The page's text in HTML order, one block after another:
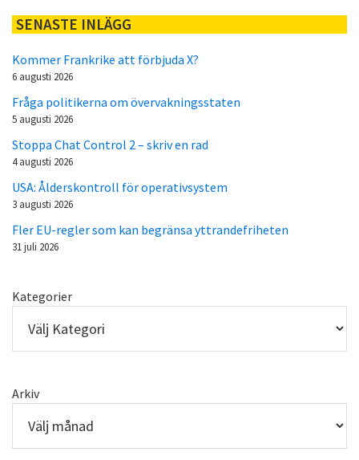
SENASTE INLÄGG
Kommer Frankrike att förbjuda X?
6 augusti 2026
Fråga politikerna om övervakningsstaten
5 augusti 2026
Stoppa Chat Control 2 – skriv en rad
4 augusti 2026
USA: Ålderskontroll för operativsystem
3 augusti 2026
Fler EU-regler som kan begränsa yttrandefriheten
31 juli 2026
Kategorier
Arkiv